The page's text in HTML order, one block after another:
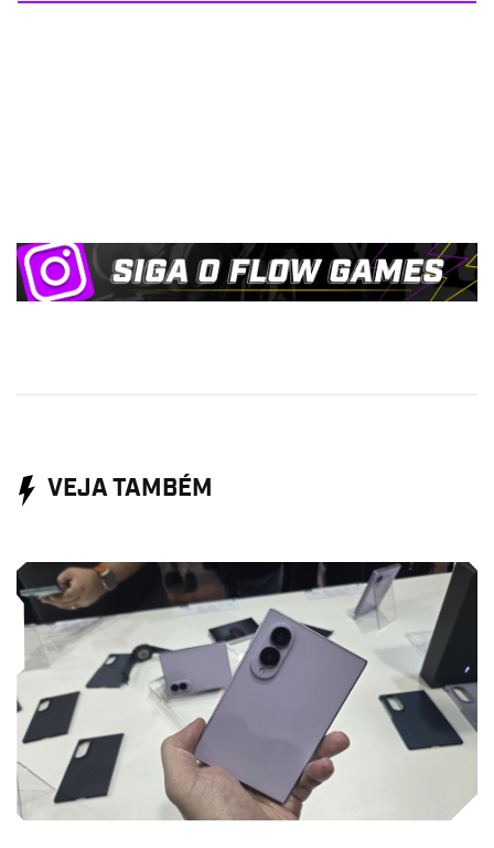
VEJA TAMBÉM